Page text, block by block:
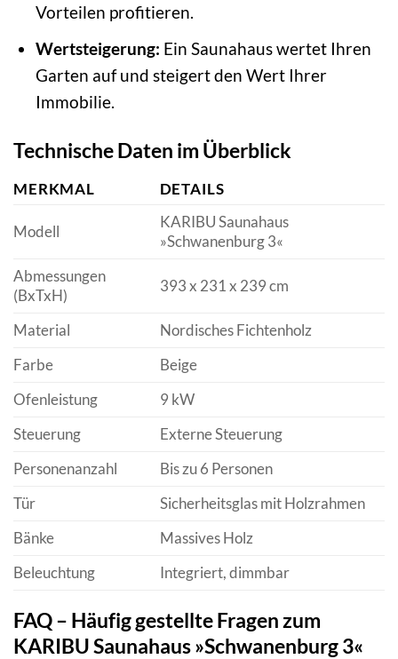
Vorteilen profitieren.
Wertsteigerung: Ein Saunahaus wertet Ihren
Garten auf und steigert den Wert Ihrer
Immobilie.
Technische Daten im Überblick
MERKMAL DETAILS
Modell
KARIBU Saunahaus
»Schwanenburg 3«
Abmessungen
(BxTxH)
393 x 231 x 239 cm
Material
Nordisches Fichtenholz
Farbe
Beige
Ofenleistung
9 kW
Steuerung
Externe Steuerung
Personenanzahl
Bis zu 6 Personen
Tür
Sicherheitsglas mit Holzrahmen
Bänke
Massives Holz
Beleuchtung
Integriert, dimmbar
FAQ – Häufig gestellte Fragen zum
KARIBU Saunahaus »Schwanenburg 3«